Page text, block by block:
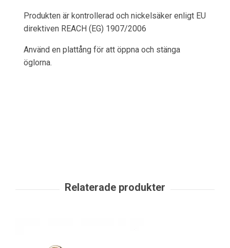
Produkten är kontrollerad och nickelsäker enligt EU
direktiven REACH (EG) 1907/2006
Använd en plattång för att öppna och stänga
öglorna.